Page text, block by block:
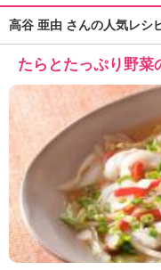
高谷 亜由 さんの人気レシ
たらとたっぷり野菜